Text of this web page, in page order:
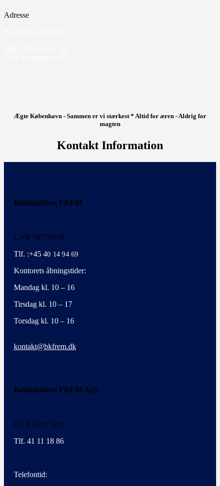
Adresse
Ægte København - Sammen er vi stærkest * Altid for æren - Aldrig for
magten
Kontakt Information
Boldklubben FREM
CVR 56778519
Tlf. :+45 40 14 94 69
Kontorets åbningstider:
Mandag kl. 10 – 16
Tirsdag kl. 10 – 17
Torsdag kl. 10 – 16
kontakt@bkfrem.dk
Boldklubben FREM ApS
CVR 42027839
Tlf. 41 11 18 86
Telefontid: